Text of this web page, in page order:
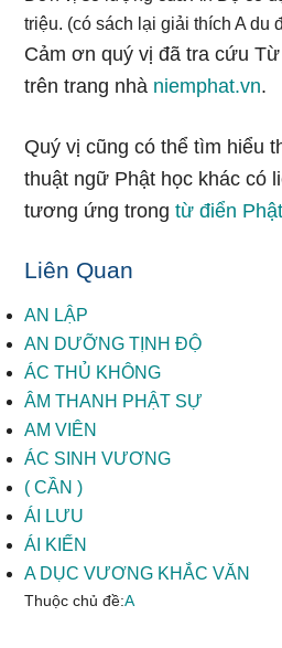
triệu. (có sách lại giải thích A du
Cảm ơn quý vị đã tra cứu
trên trang nhà niemphat.vn.
Quý vị cũng có thể tìm hiểu
thuật ngữ Phật học khác có
tương ứng trongtừ điển
Liên Quan
AN LẬP
AN DƯỠNG TỊNH ĐỘ
ÁC THỦ KHÔNG
ÂM THANH PHẬT SỰ
AM VIÊN
ÁC SINH VƯƠNG
( CẦN )
ÁI LƯU
ÁI KIẾN
A DỤC VƯƠNG KHẮC VĂN
Thuộc chủ đề:A